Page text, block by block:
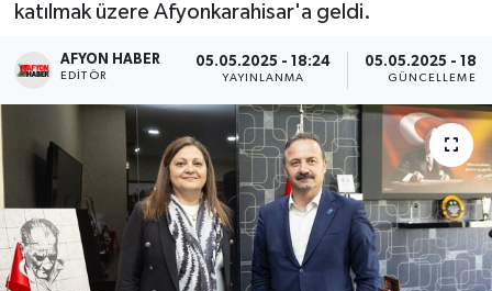
katılmak üzere Afyonkarahisar'a geldi.
AFYON HABER
EDITÖR
05.05.2025 - 18:24
YAYINLANMA
05.05.2025 -
GÜNCELLEME
Etkinlikler